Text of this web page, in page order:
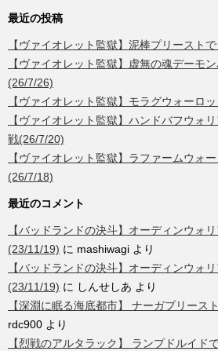
最近の投稿
【ヴァイオレット監獄】泥棒プリースト
【ヴァイオレット監獄】虚無の魂デーモ
(26/7/26)
【ヴァイオレット監獄】モラグウォーロ
【ヴァイオレット監獄】ハンドバフウォ
戦(26/7/20)
【ヴァイオレット監獄】ラファームウォ
(26/7/18)
最近のコメント
【バッドランドの決斗】オーディンウォ
(23/11/19) に mashiwagi より
【バッドランドの決斗】オーディンウォ
(23/11/19) に しんせしあ より
【深淵に眠る海底都市】 ナーガプリース
rdc900 より
【烈戦のアルタラック】 ランプドルイド